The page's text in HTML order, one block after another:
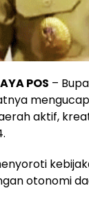
POS –
aktif,
otonomi